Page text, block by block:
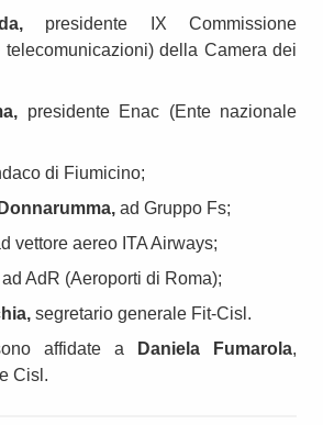
presidente IX Commissione
telecomunicazioni) della Camera dei
presidente Enac (Ente nazionale
di Fiumicino;
ad Gruppo Fs;
vettore aereo ITA Airways;
ad AdR (Aeroporti di Roma);
segretario generale Fit-Cisl.
affidate a
Daniela Fumarola,
Cisl.